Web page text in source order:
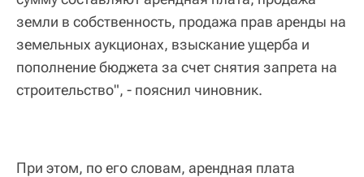
земли в собственность, продажа прав аренды на
земельных аукционах, взыскание ущерба и
пополнение бюджета за счет снятия запрета на
строительство", - пояснил чиновник.
При этом, по его словам, арендная плата